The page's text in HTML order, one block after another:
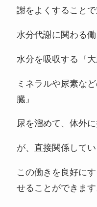
謝をよくすること
水分代謝に関わる
水分を吸収する『大
ミネラルや尿素な
臓』
尿を溜めて、体外
が、直接関係してい
この働きを良好に
せることができます